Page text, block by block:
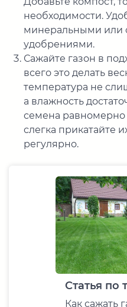
необходимости.
минеральными или
удобрениями.
Сажайте газон в
всего это делать
температура не
а влажность
семена
слегка прикатайте
регулярно.
Статья по
Как сажать